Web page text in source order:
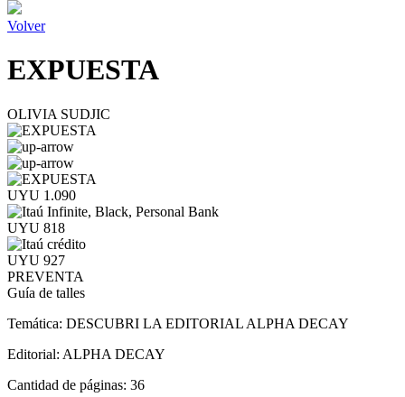
Volver
EXPUESTA
OLIVIA SUDJIC
UYU 1.090
UYU 818
UYU 927
PREVENTA
Guía de talles
Temática: DESCUBRI LA EDITORIAL ALPHA DECAY
Editorial: ALPHA DECAY
Cantidad de páginas: 36